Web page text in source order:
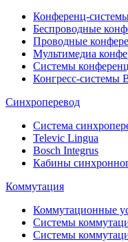
Конференц-
Беспроводные
Проводные
Мультимедиа
Системы
Конгресс-системы
Синхроперевод
Система
Televic Lingua
Bosch Integrus
Кабины
Коммутация
Коммутационные
Системы
Системы